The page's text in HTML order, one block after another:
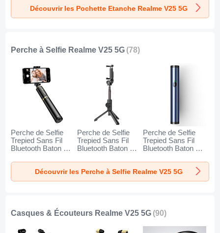
Découvrir les Pochette Etanche Realme V25 5G
Perche à Selfie Realme V25 5G (78)
Perche de Selfie
Trepied Sans Fil
Bluetooth Baton de
Poche Universel
T34 pour Realme
V25 5G Or et Noir
Perche de Selfie
Trepied Sans Fil
Bluetooth Baton de
Poche Universel
T32 pour Realme
V25 5G Noir
Perche de Selfie
Trepied Sans Fil
Bluetooth Baton de
Poche Universel
T31 pour Realme
V25 5G Bleu
Découvrir les Perche à Selfie Realme V25 5G
Casques & Écouteurs Realme V25 5G (90)